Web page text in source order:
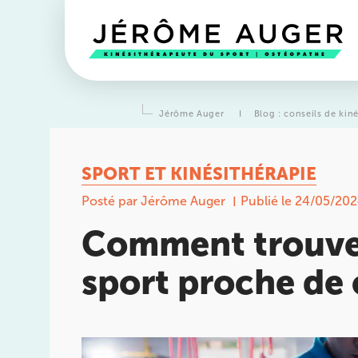
Jérôme Auger I Blog : conseils de kiné
SPORT ET KINÉSITHÉRAPIE
Posté par Jérôme Auger Publié le 24/05/
Comment
sport proche de
équipesde Jérôme Auger